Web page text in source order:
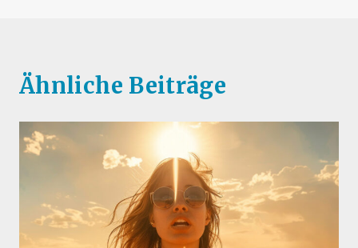
Ähnliche Beiträge